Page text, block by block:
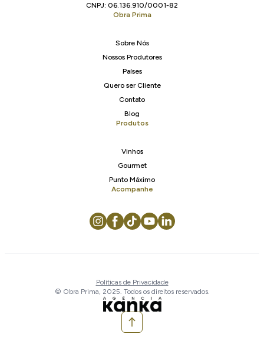
CNPJ: 06.136.910/0001-82
Obra Prima
Sobre Nós
Nossos Produtores
Países
Quero ser Cliente
Contato
Blog
Produtos
Vinhos
Gourmet
Punto Máximo
Acompanhe
Políticas de Privacidade
© Obra Prima, 2025. Todos os direitos reservados.